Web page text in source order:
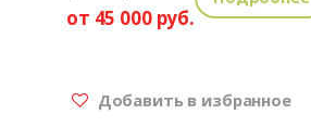
от 45 000 руб.
Добавить в избранное